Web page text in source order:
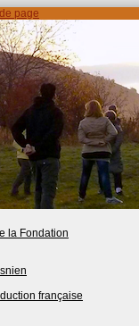
page
la Fondation
française